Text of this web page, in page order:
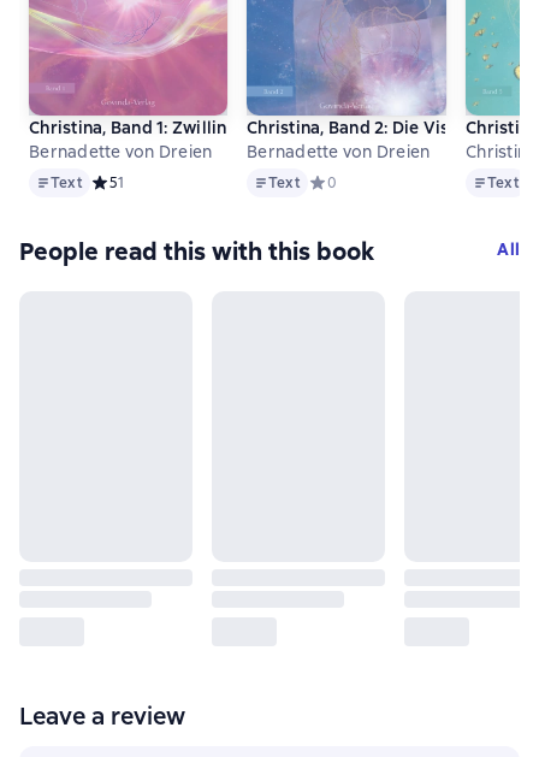
Christina, Band 1: Zwillinge als Licht geboren
Bernadette von Dreien
TextText Средний рейтинг 5 на основе 1 оценок
51
Christina, Band 2: Die Vision des
Bernadette von Dreien
TextText Средний рейтинг 0 на основе 0
0 TextText
People read this with this book All
Leave a review